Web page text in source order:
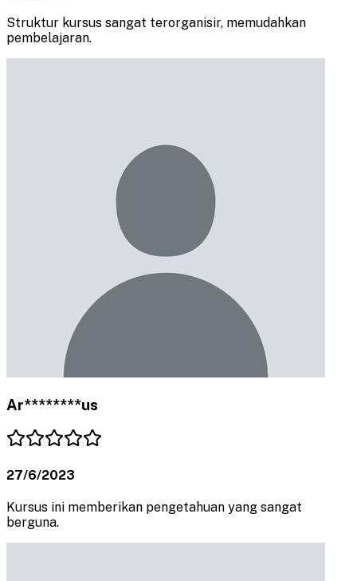
Struktur kursus sangat terorganisir, memudahkan
pembelajaran.
Ar********us
27/6/2023
Kursus ini memberikan pengetahuan yang sangat
berguna.